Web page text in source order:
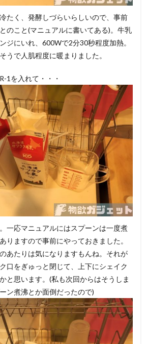
たく、発酵しづらいらしいので、事前
のこと(マニュアルに書いてある)。牛乳
ジにいれ、600Wで2分30秒程度加熱。
うで人肌程度に暖まりました。
1を入れて・・・
一応マニュアルにはスプーンは一度煮
りますので事前にやっておきました。
あたりは気になりますもんね。それが
口をぎゅっと閉じて、上下にシェイク
と思います。(私も次回からはそうしま
ン煮沸とか面倒だったので)